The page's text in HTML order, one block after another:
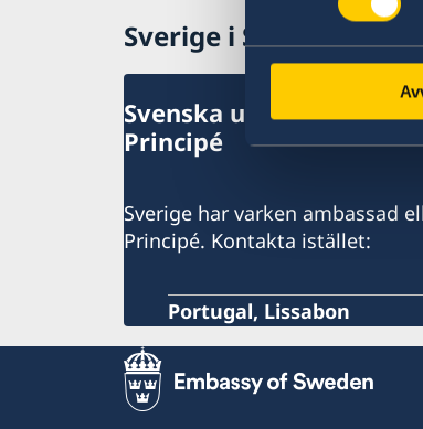
Sverige i São Tomé &
Svenska
Principé
Sverige har varken ambassad
Principé. Kontakta istället:
Portugal, Lissabon